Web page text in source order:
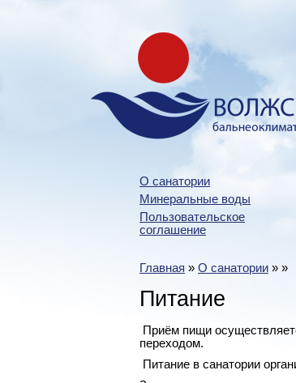
О санатории
Минеральные воды
Пользовательское
соглашение
Главная » О санатории » »
Питание
Приём пищи
переходом.
Питание в санатории